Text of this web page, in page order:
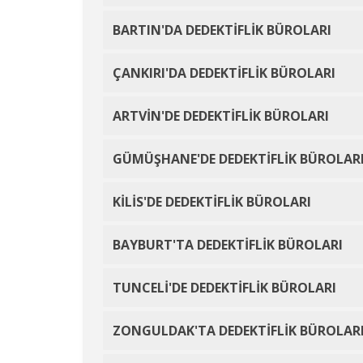
BARTIN'DA DEDEKTİFLİK BÜROLARI
ÇANKIRI'DA DEDEKTİFLİK BÜROLARI
ARTVİN'DE DEDEKTİFLİK BÜROLARI
GÜMÜŞHANE'DE DEDEKTİFLİK BÜROLARI
KİLİS'DE DEDEKTİFLİK BÜROLARI
BAYBURT'TA DEDEKTİFLİK BÜROLARI
TUNCELİ'DE DEDEKTİFLİK BÜROLARI
ZONGULDAK'TA DEDEKTİFLİK BÜROLARI